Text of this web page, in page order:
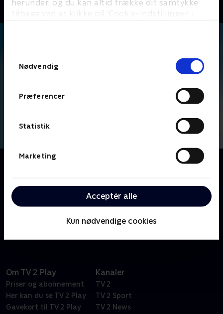
herunder, og du kan altid trække dit samtykke
tilbage ved at klikke på ’Cookie-indstillinger’ i
Nødvendig
Præferencer
Statistik
Marketing
Acceptér alle
Kun nødvendige cookies
Om The Office
medarbejderne på Dunder Mifflins kontorartikel-
virksomhed, der er baseret i Scranton, hvor fejder og
dokumentarhold.
Om TV 2 Play
Priser og abonnement
Her kan du se TV 2 Play
Gavekort til TV 2 Play
Kanaler
TV 2
TV 2 Sport
TV 2 News